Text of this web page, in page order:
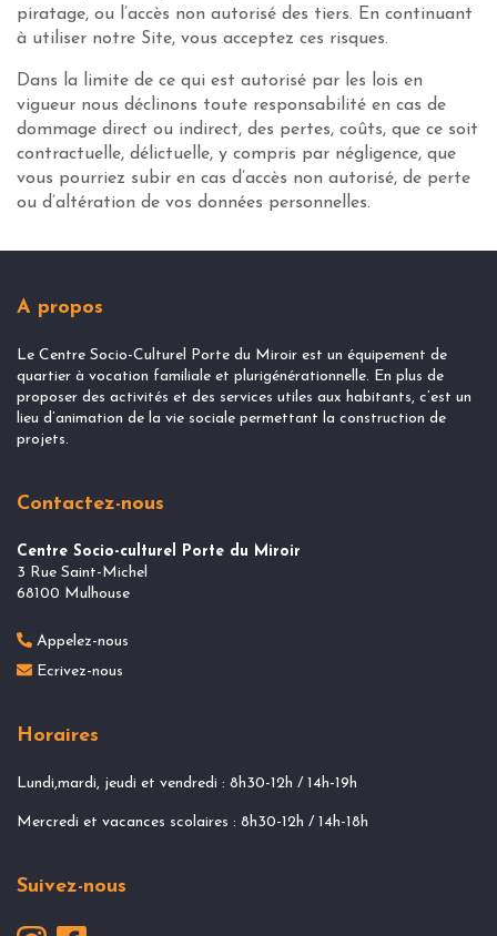
piratage, ou l’accès non autorisé des tiers. En continuant
à utiliser notre Site, vous acceptez ces risques.
Dans la limite de ce qui est autorisé par les lois en
vigueur nous déclinons toute responsabilité en cas de
dommage direct ou indirect, des pertes, coûts, que ce soit
contractuelle, délictuelle, y compris par négligence, que
vous pourriez subir en cas d’accès non autorisé, de perte
ou d’altération de vos données personnelles.
A propos
Le Centre Socio-Culturel Porte du Miroir est un équipement de
quartier à vocation familiale et plurigénérationnelle. En plus de
proposer des activités et des services utiles aux habitants, c’est un
lieu d’animation de la vie sociale permettant la construction de
projets.
Contactez-nous
Centre Socio-culturel Porte du Miroir
3 Rue Saint-Michel
68100 Mulhouse
Appelez-nous
Ecrivez-nous
Horaires
Lundi,mardi, jeudi et vendredi : 8h30-12h / 14h-19h
Mercredi et vacances scolaires : 8h30-12h / 14h-18h
Suivez-nous